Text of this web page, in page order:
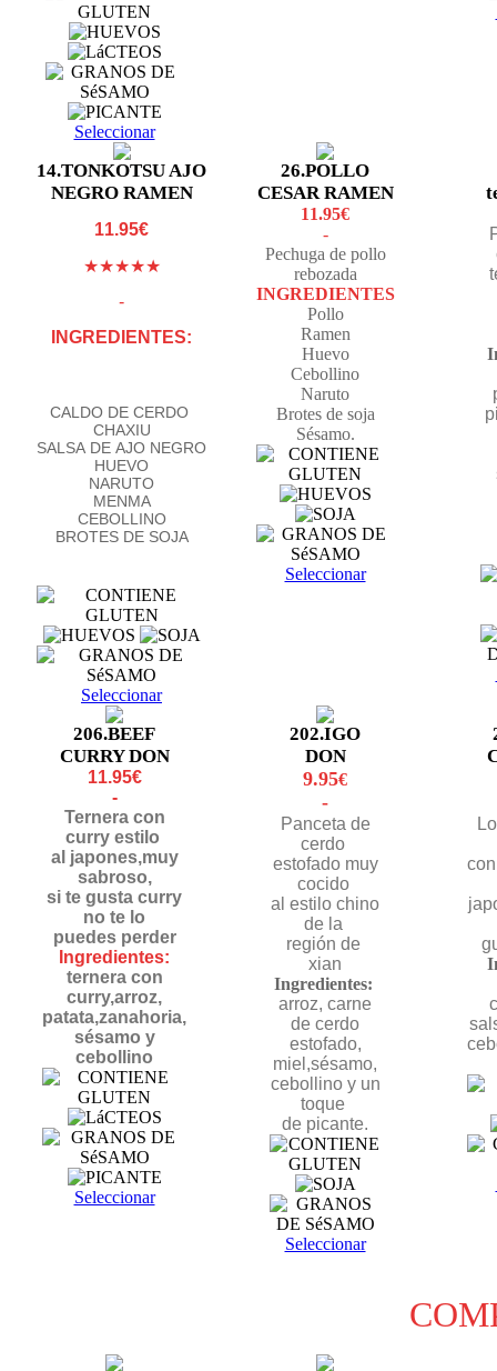
Seleccionar
14.TONKOTSU AJO
NEGRO RAMEN
11.95€
★★★★★
-
INGREDIENTES:
CALDO DE CERDO
CHAXIU
SALSA DE AJO NEGRO
HUEVO
NARUTO
MENMA
CEBOLLINO
BROTES DE SOJA
Seleccionar
26.POLLO
CESAR RAMEN
11.95€
-
Pechuga de pollo
rebozada
INGREDIENTES
Pollo
Ramen
Huevo
Cebollino
Naruto
Brotes de soja
Sésamo.
Seleccionar
206.BEEF
CURRY DON
11.95€
-
Ternera con
curry estilo
al japones,muy
sabroso,
si te gusta curry
no te lo
puedes perder
Ingredientes:
ternera con
curry,arroz,
patata,zanahoria,
sésamo y
cebollino
Seleccionar
202.IGO
DON
9.95€
-
Panceta de
cerdo
estofado muy
cocido
al estilo chino
de la
región de
xian
Ingredientes:
arroz, carne
de cerdo
estofado,
miel,sésamo,
cebollino y un
toque
de picante.
Seleccionar